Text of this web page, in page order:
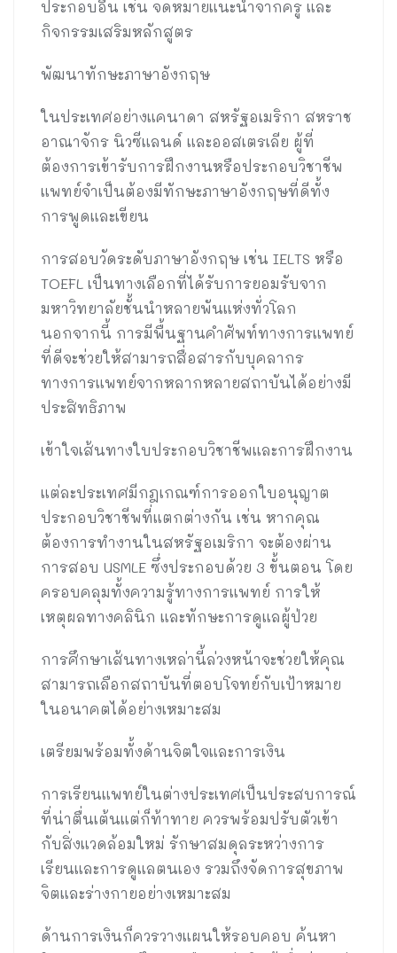
ประกอบอื่น เช่น จดหมายแนะนำจากครู และ
กิจกรรมเสริมหลักสูตร
พัฒนาทักษะภาษาอังกฤษ
ในประเทศอย่างแคนาดา สหรัฐอเมริกา สหราช
อาณาจักร นิวซีแลนด์ และออสเตรเลีย ผู้ที่
ต้องการเข้ารับการฝึกงานหรือประกอบวิชาชีพ
แพทย์จำเป็นต้องมีทักษะภาษาอังกฤษที่ดีทั้ง
การพูดและเขียน
การสอบวัดระดับภาษาอังกฤษ เช่น IELTS หรือ
TOEFL เป็นทางเลือกที่ได้รับการยอมรับจาก
มหาวิทยาลัยชั้นนำหลายพันแห่งทั่วโลก
นอกจากนี้ การมีพื้นฐานคำศัพท์ทางการแพทย์
ที่ดีจะช่วยให้สามารถสื่อสารกับบุคลากร
ทางการแพทย์จากหลากหลายสถาบันได้อย่างมี
ประสิทธิภาพ
เข้าใจเส้นทางใบประกอบวิชาชีพและการฝึกงาน
แต่ละประเทศมีกฎเกณฑ์การออกใบอนุญาต
ประกอบวิชาชีพที่แตกต่างกัน เช่น หากคุณ
ต้องการทำงานในสหรัฐอเมริกา จะต้องผ่าน
การสอบ USMLE ซึ่งประกอบด้วย 3 ขั้นตอน โดย
ครอบคลุมทั้งความรู้ทางการแพทย์ การให้
เหตุผลทางคลินิก และทักษะการดูแลผู้ป่วย
การศึกษาเส้นทางเหล่านี้ล่วงหน้าจะช่วยให้คุณ
สามารถเลือกสถาบันที่ตอบโจทย์กับเป้าหมาย
ในอนาคตได้อย่างเหมาะสม
เตรียมพร้อมทั้งด้านจิตใจและการเงิน
การเรียนแพทย์ในต่างประเทศเป็นประสบการณ์
ที่น่าตื่นเต้นแต่ก็ท้าทาย ควรพร้อมปรับตัวเข้า
กับสิ่งแวดล้อมใหม่ รักษาสมดุลระหว่างการ
เรียนและการดูแลตนเอง รวมถึงจัดการสุขภาพ
จิตและร่างกายอย่างเหมาะสม
ด้านการเงินก็ควรวางแผนให้รอบคอบ ค้นหา